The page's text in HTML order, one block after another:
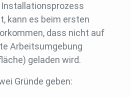
kann es beim ersten
dass nicht auf
Arbeitsumgebung
geladen wird.
Gründe geben: